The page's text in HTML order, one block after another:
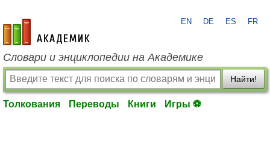
academic.ru
EN DE ES FR
Словари и энциклопедии на Академике
Найти!
Толкования Переводы Книги Игры ⚽